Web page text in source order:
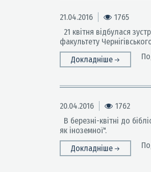
21.04.2016
1765
21 квітня відбулася
факультету
Докладніше
20.04.2016
1762
В березні-квітні до
як іноземної".
Докладніше